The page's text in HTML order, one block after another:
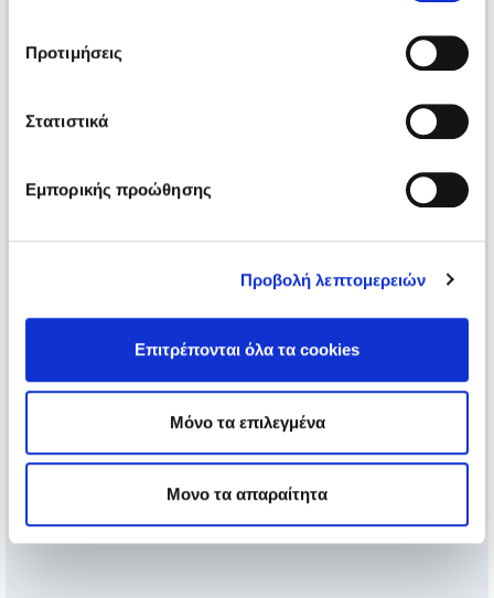
Προτιμήσεις
Στατιστικά
Εμπορικής προώθησης
Προβολή λεπτομερειών
Επιτρέπονται όλα τα cookies
Μόνο τα επιλεγμένα
Μονο τα απαραίτητα